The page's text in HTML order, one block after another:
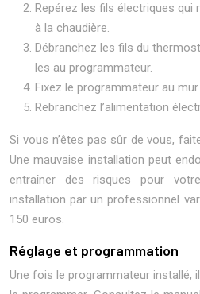
Repérez les fils électriques
à la chaudière.
Débranchez les fils du
les au programmateur.
Fixez le programmateur au mur
Rebranchez l’alimentation
Si vous n’êtes pas sûr de vous,
Une mauvaise installation peut
entraîner des risques pour
installation par un professionnel
150 euros.
Réglage et programmation
Une fois le programmateur installé,